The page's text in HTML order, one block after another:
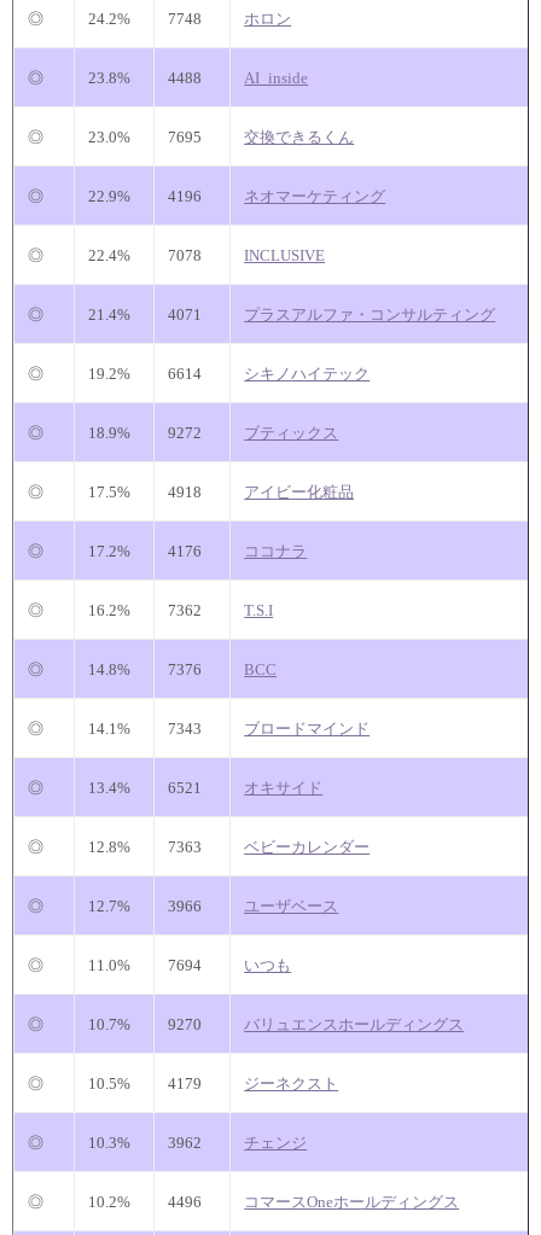
◎ 24.2% 7748 ホロン
◎ 23.8% 4488 AI_inside
◎ 23.0% 7695 交換できるくん
◎ 22.9% 4196 ネオマーケティング
◎ 22.4% 7078 INCLUSIVE
◎ 21.4% 4071 プラスアルファ・コンサルティング
◎ 19.2% 6614 シキノハイテック
◎ 18.9% 9272 ブティックス
◎ 17.5% 4918 アイビー化粧品
◎ 17.2% 4176 ココナラ
◎ 16.2% 7362 T.S.I
◎ 14.8% 7376 BCC
◎ 14.1% 7343 ブロードマインド
◎ 13.4% 6521 オキサイド
◎ 12.8% 7363 ベビーカレンダー
◎ 12.7% 3966 ユーザベース
◎ 11.0% 7694 いつも
◎ 10.7% 9270 バリュエンスホールディングス
◎ 10.5% 4179 ジーネクスト
◎ 10.3% 3962 チェンジ
◎ 10.2% 4496 コマースOneホールディングス